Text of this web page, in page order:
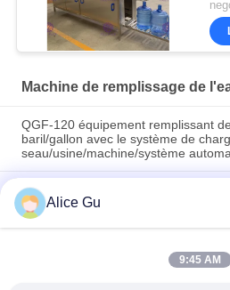
Machine de remplissage de
QGF-120 équipement remplissant
baril/gallon avec le système de
seau/usine/machine/système
12g/H pièce de monnaie de service
remplissage de l'eau de baril de 5
volée le paiement
L'eau de seau/bouteille de baril/
l'équipement/usine/machine/
Alice Gu
9:45 AM